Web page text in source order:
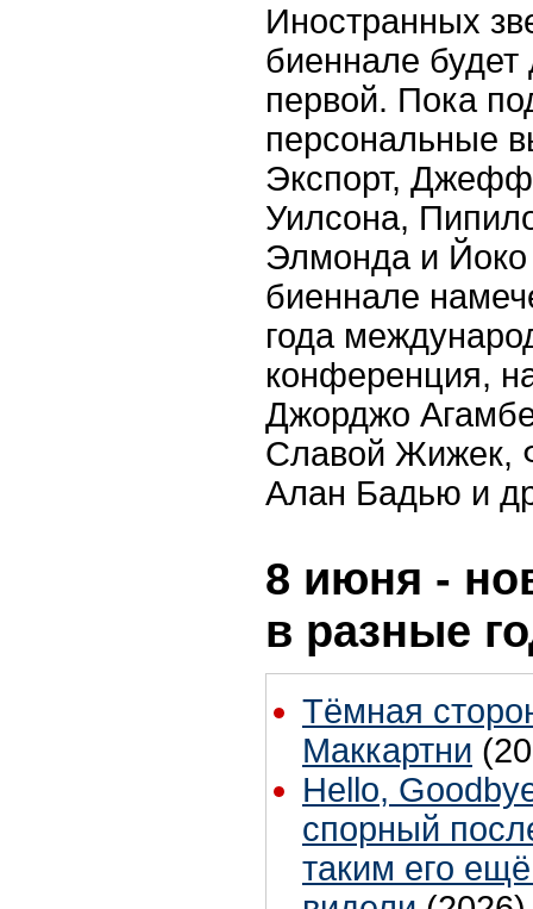
Иностранных
биеннале
первой. Пока
персональные
Экспорт,
Уилсона,
Элмонда и
биеннале
года
конференция,
Джорджо
Славой Жижек,
Алан Бадью и
8 июня -
в разные
Тёмная
Маккартни
Hello,
спорный
таким его